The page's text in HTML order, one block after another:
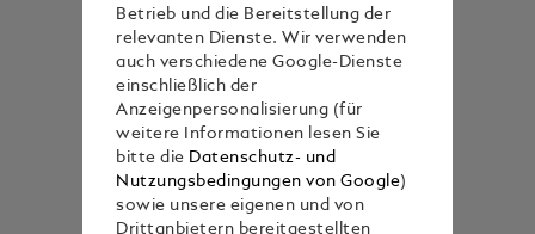
Betrieb und die Bereitstellung der
relevanten Dienste. Wir verwenden
auch verschiedene Google-Dienste
einschließlich der
Anzeigenpersonalisierung (für
weitere Informationen lesen Sie
bitte die Datenschutz- und
Nutzungsbedingungen von Google)
sowie unsere eigenen und von
Drittanbietern bereitgestellten